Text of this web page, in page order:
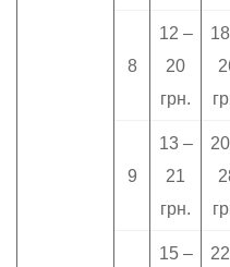
8
12 –
20
грн.
9
13 –
21
грн.
15 –